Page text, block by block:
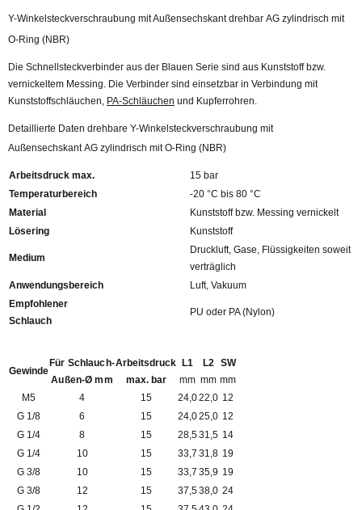
Y-Winkelsteckverschraubung mit Außensechskant drehbar AG zylindrisch mit
O-Ring (NBR)
Die Schnellsteckverbinder aus der Blauen Serie sind aus Kunststoff bzw.
vernickeltem Messing. Die Verbinder sind einsetzbar in Verbindung mit
Kunststoffschläuchen, PA-Schläuchen und Kupferrohren.
Detaillierte Daten drehbare Y-Winkelsteckverschraubung mit
Außensechskant AG zylindrisch mit O-Ring (NBR)
Arbeitsdruck max.
15 bar
Temperaturbereich
-20 °C bis 80 °C
Material
Kunststoff bzw. Messing vernickelt
Lösering
Kunststoff
Medium
Druckluft, Gase, Flüssigkeiten soweit
verträglich
Anwendungsbereich
Luft, Vakuum
Empfohlener
Schlauch
PU oder PA (Nylon)
Gewinde
Für Schlauch-
Außen-Ø mm
Arbeitsdruck
max. bar
L1
mm
L2
mm
SW
mm
M5
4 15 24,022,0 12
G 1/8
6 15 24,025,0 12
G 1/4
8 15 28,531,5 14
G 1/4
10 15 33,7 31,8 19
G 3/8
10 15 33,7 35,9 19
G 3/8
12 15 37,538,0 24